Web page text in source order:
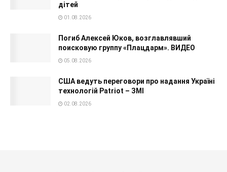
дітей
01.08.2026
Погиб Алексей Юков, возглавлявший
поисковую группу «Плацдарм». ВИДЕО
05.08.2026
США ведуть переговори про надання Україні
технологій Patriot – ЗМІ
02.08.2026